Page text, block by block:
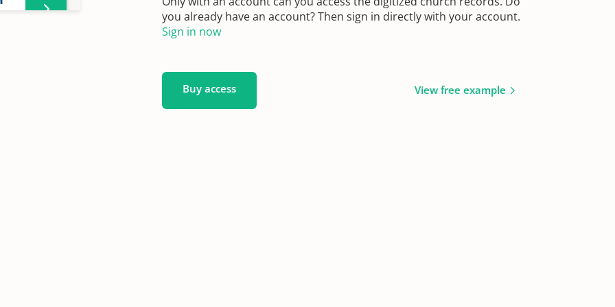
you already have an account? Then sign in directly with your account.
Sign in now
Buy access View free example